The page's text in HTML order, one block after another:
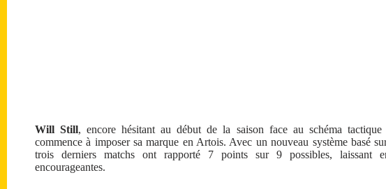
Will Still, encore hésitant au début de la saison face au schéma tactique
commence à imposer sa marque en Artois. Avec un nouveau système basé
trois derniers matchs ont rapporté 7 points sur 9 possibles, laissant
encourageantes.